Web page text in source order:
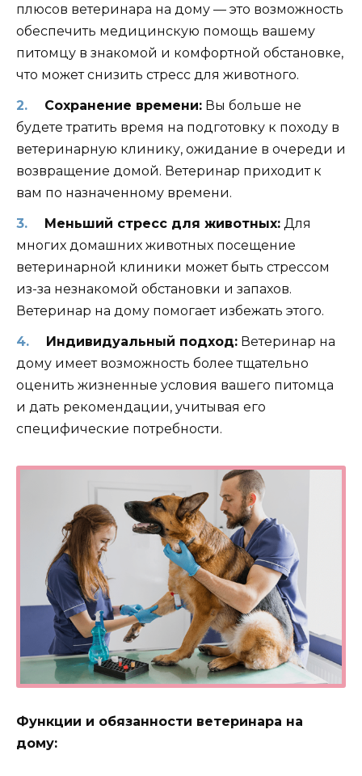
плюсов ветеринара на дому — это возможность
обеспечить медицинскую помощь вашему
питомцу в знакомой и комфортной обстановке,
что может снизить стресс для животного.
Сохранение времени:Вы больше не
будете тратить время на подготовку к походу в
ветеринарную клинику, ожидание в очереди и
возвращение домой. Ветеринар приходит к
вам по назначенному времени.
Меньший стресс для животных:Для
многих домашних животных посещение
ветеринарной клиники может быть стрессом
из-за незнакомой обстановки и запахов.
Ветеринар на дому помогает избежать этого.
Индивидуальный подход:Ветеринар на
дому имеет возможность более тщательно
оценить жизненные условия вашего питомца
и дать рекомендации, учитывая его
специфические потребности.
Функции и обязанности ветеринара на
дому: